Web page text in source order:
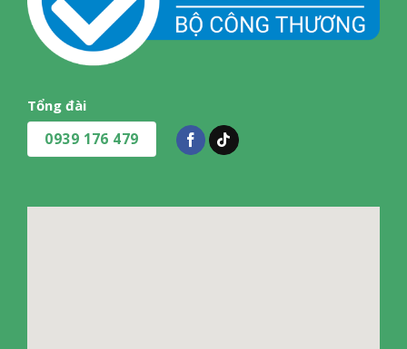
Tổng đài
0939 176 479